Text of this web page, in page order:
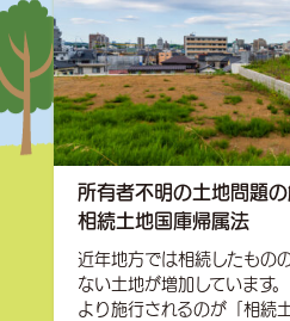
所有者不明の土地問題
相続土地国庫帰属法
近年地方では相続したもの
ない土地が増加しています
より施行されるのが「相続